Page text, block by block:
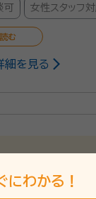
女性スタッフ対
細を見る
にわかる！